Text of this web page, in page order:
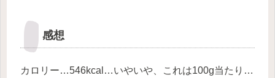
感想
カロリー…546kcal…いやいや、これは100g当たり…